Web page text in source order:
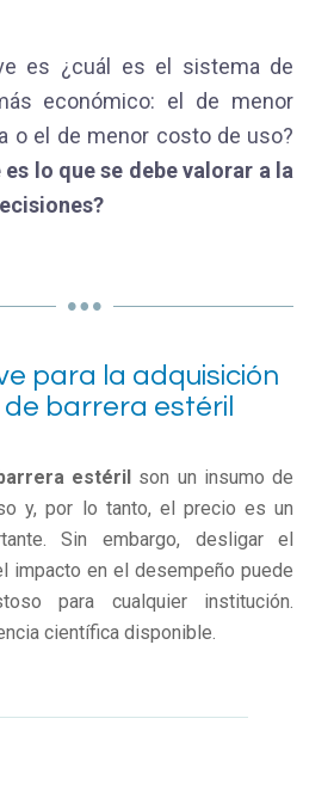
es ¿cuál es el sistema de
económico: el de menor
o el de menor costo de uso?
es lo que se debe valorar a la
para la adquisición
barrera estéril
barrera estéril son un insumo de
y, por lo tanto, el precio es un
Sin embargo, desligar el
impacto en el desempeño puede
para cualquier institución.
científica disponible.